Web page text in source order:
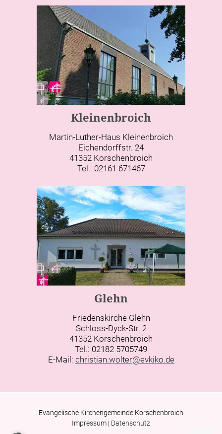
Kleinenbroich
Martin-Luther-Haus Kleinenbroich
Eichendorffstr. 24
41352 Korschenbroich
Tel.: 02161 671467
Glehn
Friedenskirche Glehn
Schloss-Dyck-Str. 2
41352 Korschenbroich
Tel.: 02182 5705749
E-Mail: christian.wolter@evkiko.de
Evangelische Kirchengemeinde Korschenbroich
Impressum | Datenschutz